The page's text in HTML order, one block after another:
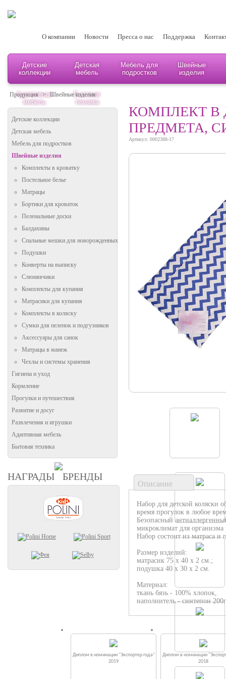
О компании Новости Пресса о нас Поддержка
Детские
коллекции
Детская
мебель
Мебель для
подростков
Швейные
изделия
Адаптивная
мебель
Бытовая
техника
Продукция > Швейные изделия
Детские коллекции
Детская мебель
Мебель для подростков
Швейные изделия
Комплекты в кроватку
Постельное белье
Матрацы
Бортики для кроваток
Пеленальные доски
Балдахины
Спальные мешки для новорожденных
Подушки
Конверты на выписку
Слюнявчики
Комплекты для купания
Матрасики для купания
Комплекты в коляску
Сумки для пеленок и подгузников
Аксессуары для санок
Матрацы в манеж
Чехлы и системы хранения
Гигиена и уход
Кормление
Прогулки и путешествия
Развитие и досуг
Развлечения и игрушки
Адаптивная мебель
Бытовая техника
НАГРАДЫ БРЕНДЫ
КОМПЛЕКТ В
ПРЕДМЕТА,
Артикул: 0002388-17
Описание
Набор для детской коляски
время прогулок в любое
Безопасный
микроклимат для организма
Набор состоит из матраса и
Размер изделий:
матрасик 75 х 40 х 2 см.;
подушка 40 х 30 х 2 см.
Материал:
ткань бязь - 100% хлопок,
наполнитель - синтепон
Диплом в номинации "Экспортер года"
2019
Диплом в номинации
2018